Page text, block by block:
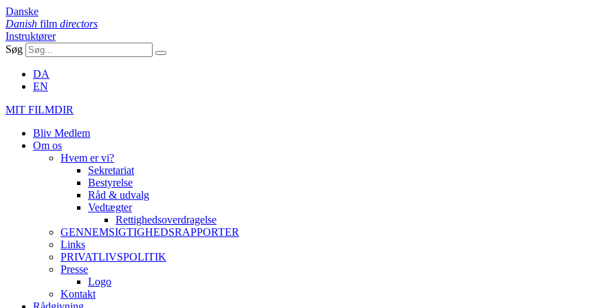
Danske
Danish film directors
Instruktører
Søg
DA
EN
MIT FILMDIR
Bliv Medlem
Om os
Hvem er vi?
Sekretariat
Bestyrelse
Råd & udvalg
Vedtægter
Rettighedsoverdragelse
GENNEMSIGTIGHEDSRAPPORTER
Links
PRIVATLIVSPOLITIK
Presse
Logo
Kontakt